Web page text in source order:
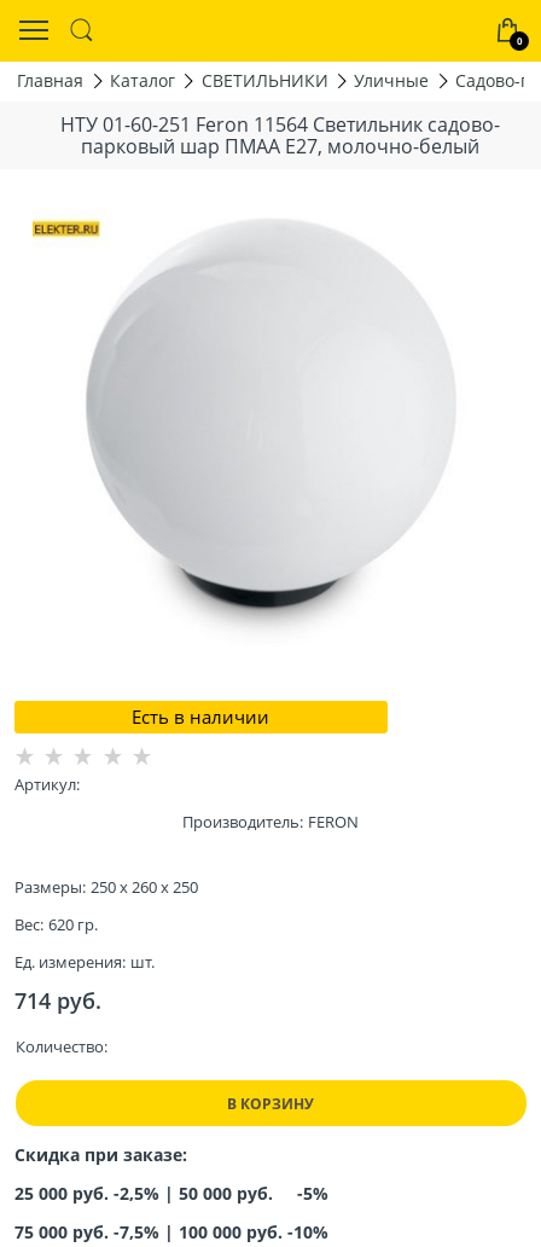
0
Главная Каталог СВЕТИЛЬНИКИ Уличные Садово-
НТУ 01-60-251 Feron 11564 Светильник садово-
парковый шар ПМАА E27, молочно-белый
Есть в наличии
Артикул:
Производитель: FERON
Размеры: 250 x 260 x 250
Вес: 620 гр.
Ед. измерения: шт.
714 руб.
Количество:
В КОРЗИНУ
Скидка при заказе:
25 000 руб. -2,5% | 50 000 руб. -5%
75 000 руб. -7,5% | 100 000 руб. -10%